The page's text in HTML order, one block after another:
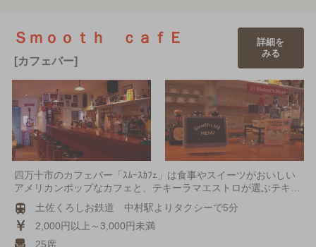
Ｓｍｏｏｔｈ ｃａｆＥ
[カフェバー]
詳細を
みる
四万十市のカフェバー「ｽﾑｰｽｶﾌｪ」は食事やスイーツがおいしい
アメリカンポップなカフェと、テキーラマエストロが選ぶテキ…
土佐くろしお鉄道 中村駅よりタクシーで5分
2,000円以上～3,000円未満
25席